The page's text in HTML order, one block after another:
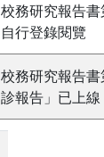
校務研究報告
自行登錄閱覽
校務研究報告
診報告」已上